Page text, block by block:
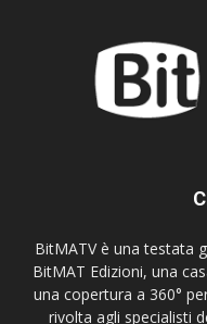
BitMATV è una testata
BitMAT Edizioni, una
una copertura a 360°
rivolta agli specialisti